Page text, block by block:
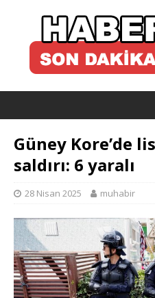
Güney Kore’de
saldırı: 6 yaralı
28 Nisan 2025 muhabir